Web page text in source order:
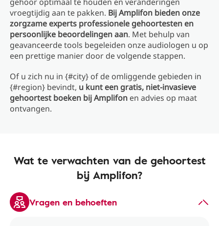
vroegtijdig aan te pakken. Bij Amplifon bieden onze
zorgzame experts professionele gehoortesten en
persoonlijke beoordelingen aan. Met behulp van
geavanceerde tools begeleiden onze audiologen u op
een prettige manier door de volgende stappen.
Of u zich nu in {#city} of de omliggende gebieden in
{#region} bevindt, u kunt een gratis, niet-invasieve
gehoortest boeken bij Amplifon en advies op maat
ontvangen.
Wat te verwachten van de gehoortest
bij Amplifon?
Vragen en behoeften